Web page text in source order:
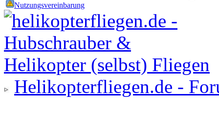
Nutzungsvereinbarung
Helikopterfliegen.de -